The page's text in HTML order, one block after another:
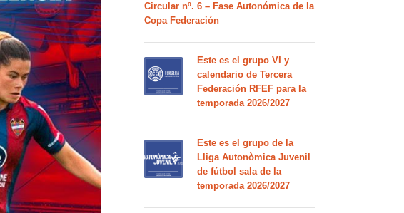
Circular nº. 6 – Fase Autonómica de la
Copa Federación
Este es el grupo VI y
calendario de Tercera
Federación RFEF para la
temporada 2026/2027
Este es el grupo de la
Lliga Autonòmica Juvenil
de fútbol sala de la
temporada 2026/2027